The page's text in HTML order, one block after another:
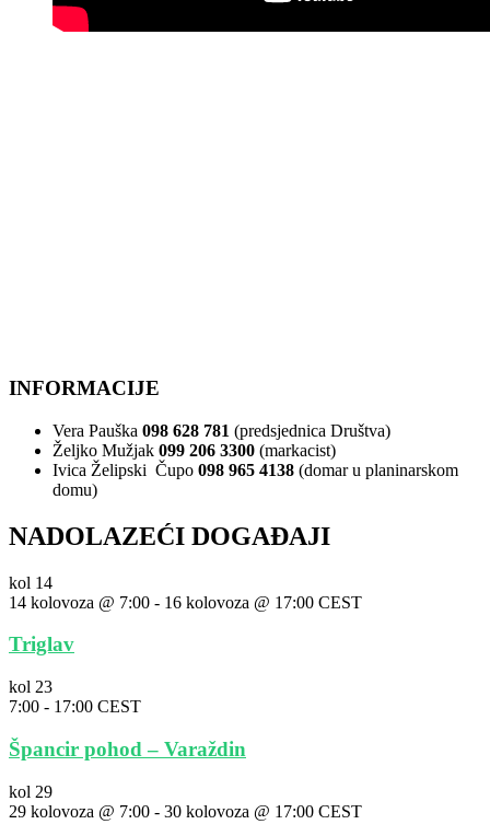
INFORMACIJE
Vera Pauška 098 628 781 (predsjednica Društva)
Željko Mužjak 099 206 3300 (markacist)
Ivica Želipski Čupo 098 965 4138 (domar u planinarskom
domu)
NADOLAZEĆI DOGAĐAJI
kol 14
14 kolovoza @ 7:00 - 16 kolovoza @ 17:00 CEST
Triglav
kol 23
7:00 - 17:00 CEST
Špancir pohod – Varaždin
kol 29
29 kolovoza @ 7:00 - 30 kolovoza @ 17:00 CEST